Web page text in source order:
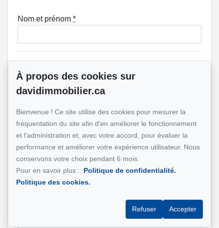
Nom et prénom *
Adresse e-mail*
Adresse de la propriété qui vous intéresse?
À propos des cookies sur
davidimmobilier.ca
Bienvenue ! Ce site utilise des cookies pour mesurer la
fréquentation du site afin d'en améliorer le fonctionnement
et l'administration et, avec votre accord, pour évaluer la
performance et améliorer votre expérience utilisateur. Nous
conservons votre choix pendant 6 mois.
Pour en savoir plus :
Politique de confidentialité.
Politique des cookies.
Refuser Accepter